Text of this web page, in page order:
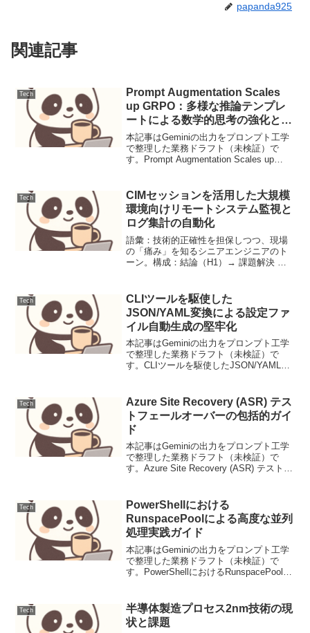
papanda925
関連記事
Tech
Prompt Augmentation Scales
up GRPO：多様な推論テンプレ
ートによる数学的思考の強化と訓
練安定化
本記事はGeminiの出力をプロンプト工学
で整理した業務ドラフト（未検証）で
す。Prompt Augmentation Scales up
マリ】多様なプロンプト形式...
Tech
CIMセッションを活用した大規模
環境向けリモートシステム監視と
ログ集計の自動化
語彙：技術的正確性を担保しつつ、現場
の「痛み」を知るシニアエンジニアのト
ーン。構成：結論（H1）→ 課題解決 →
視化。構文：標準コマンドレット（CI...
Tech
CLIツールを駆使した
JSON/YAML変換による設定ファ
イル自動生成の堅牢化
本記事はGeminiの出力をプロンプト工学
で整理した業務ドラフト（未検証）で
す。CLIツールを駆使したJSON/YAML変
をYAMLに変換し、環境毎の差分を注入
し...
Tech
Azure Site Recovery (ASR) テス
トフェールオーバーの包括的ガイ
ド
本記事はGeminiの出力をプロンプト工学
で整理した業務ドラフト（未検証）で
す。Azure Site Recovery (ASR) テストフ
Tech
PowerShellにおける
RunspacePoolによる高度な並列
処理実践ガイド
本記事はGeminiの出力をプロンプト工学
で整理した業務ドラフト（未検証）で
す。PowerShellにおけるRunspacePoolに
PowerShellは強力な自動化ツ...
Tech
半導体製造プロセス2nm技術の現
状と課題